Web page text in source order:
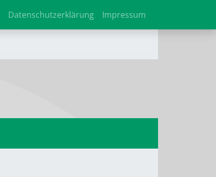
Datenschutzerklärung Impressum